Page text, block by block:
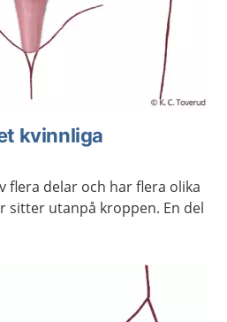
kvinnliga
flera delar och har flera olika
sitter utanpå kroppen. En del